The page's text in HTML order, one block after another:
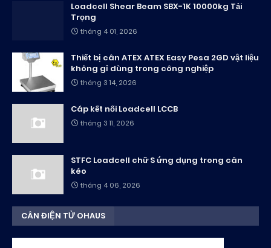
Loadcell Shear Beam SBX-1K 10000kg Tải
Trọng
tháng 4 01, 2026
Thiết bị cân ATEX ATEX Easy Pesa 2GD vật liệu
không gỉ dùng trong công nghiệp
tháng 3 14, 2026
Cáp kết nối Loadcell LCCB
tháng 3 11, 2026
STFC Loadcell chữ S ứng dụng trong cân
kéo
tháng 4 06, 2026
CÂN ĐIỆN TỬ OHAUS